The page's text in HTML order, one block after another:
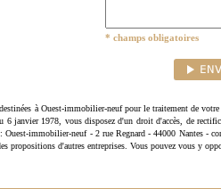
* champs obligatoires
à Ouest-immobilier-neuf pour le traitement de
janvier 1978, vous disposez d'un droit d'accès, de
: Ouest-immobilier-neuf - 2 rue Regnard - 44000 Nantes -
propositions d'autres entreprises. Vous pouvez vous y